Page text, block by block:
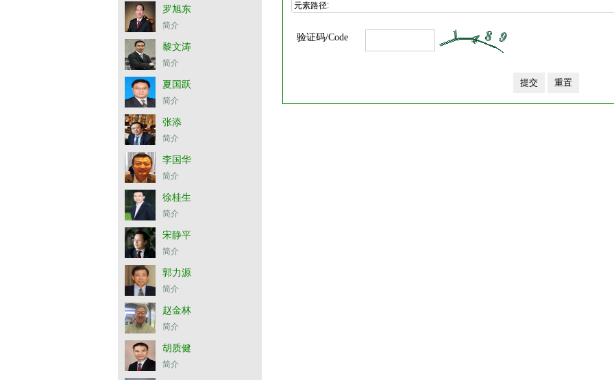
罗旭东
简介
黎文涛
简介
夏国跃
简介
张添
简介
李国华
简介
徐桂生
简介
宋静平
简介
郭力源
简介
赵金林
简介
胡质健
简介
元素路径:
验证码/Code